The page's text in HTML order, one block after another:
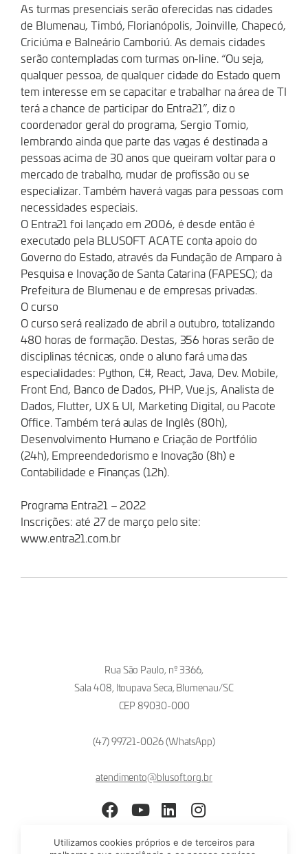
As turmas presenciais serão oferecidas nas cidades
de Blumenau, Timbó, Florianópolis, Joinville, Chapecó,
Criciúma e Balneário Camboriú. As demais cidades
serão contempladas com turmas on-line. “Ou seja,
qualquer pessoa, de qualquer cidade do Estado quem
tem interesse em se capacitar e trabalhar na área de TI
terá a chance de participar do Entra21”, diz o
coordenador geral do programa, Sergio Tomio,
lembrando ainda que parte das vagas é destinada a
pessoas acima de 30 anos que queiram voltar para o
mercado de trabalho, mudar de profissão ou se
especializar. Também haverá vagas para pessoas com
necessidades especiais.
O Entra21 foi lançado em 2006, é desde então é
executado pela BLUSOFT ACATE conta apoio do
Governo do Estado, através da Fundação de Amparo à
Pesquisa e Inovação de Santa Catarina (FAPESC); da
Prefeitura de Blumenau e de empresas privadas.
O curso
O curso será realizado de abril a outubro, totalizando
480 horas de formação. Destas, 356 horas serão de
disciplinas técnicas, onde o aluno fará uma das
especialidades: Python, C#, React, Java, Dev. Mobile,
Front End, Banco de Dados, PHP, Vue.js, Analista de
Dados, Flutter, UX & UI, Marketing Digital, ou Pacote
Office. Também terá aulas de Inglês (80h),
Desenvolvimento Humano e Criação de Portfólio
(24h), Empreendedorismo e Inovação (8h) e
Contabilidade e Finanças (12h).
Programa Entra21 – 2022
Inscrições: até 27 de março pelo site:
www.entra21.com.br
Rua São Paulo, nº 3366,
Sala 408, Itoupava Seca, Blumenau/SC
CEP 89030-000
(47) 99721-0026 (WhatsApp)
atendimento@blusoft.org.br
Utilizamos cookies próprios e de terceiros para